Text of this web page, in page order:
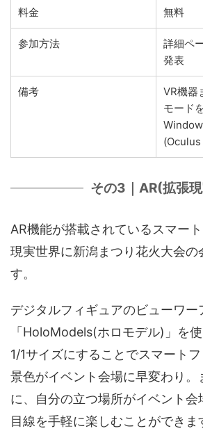
料金 無料
参加方法
詳細ペ
発表
備考
VR機器
モード
その3｜AR(拡張
AR機能が搭載されているスマート
現実世界に新潟まつり花火大会の
す。
デジタルフィギュアのビューワー
「HoloModels(ホロモデル)」を使
1/1サイズにすることでスマート
景色がイベント会場に早変わり。
に、自分の立つ場所がイベント会
目線を手軽に楽しむことができま